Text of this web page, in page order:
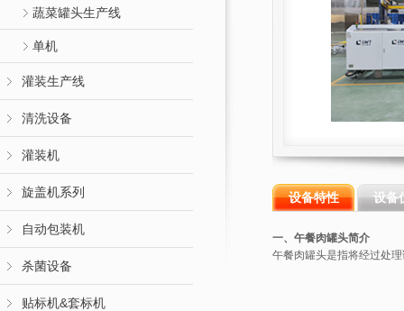
蔬菜罐头生产线
单机
灌装生产线
清洗设备
灌装机
旋盖机系列
自动包装机
杀菌设备
贴标机&套标机
设备特性 设备
一、午餐肉罐头简介
午餐肉罐头是指将经过处